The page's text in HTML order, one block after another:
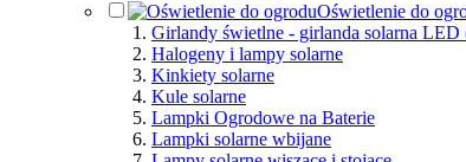
Oświetlenie do
Girlandy świetlne - girlanda solarna
Halogeny i lampy solarne
Kinkiety solarne
Kule solarne
Lampki Ogrodowe na Baterie
Lampki solarne wbijane